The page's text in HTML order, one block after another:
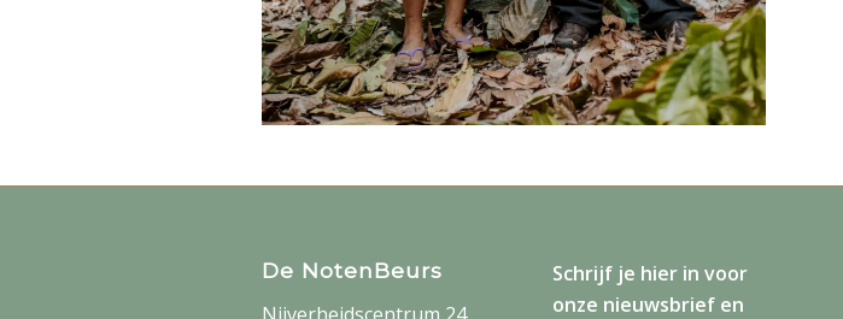
De NotenBeurs Schrijf je hier in voor
onze nieuwsbrief en